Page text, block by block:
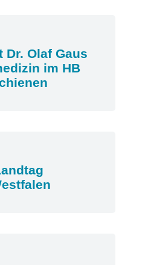
Dr. Olaf Gaus
im HB